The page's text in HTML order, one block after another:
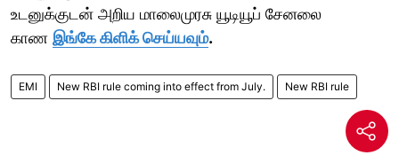
உடனுக்குடன் அறிய மாலைமுரசு யூடியூப் சேனலை
காண இங்கே கிளிக் செய்யவும்.
EMI New RBI rule coming into effect from July. New RBI rule